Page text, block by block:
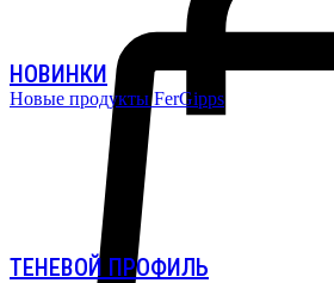
НОВИНКИ
Новые продукты FerGipps
ТЕНЕВОЙ ПРОФИЛЬ